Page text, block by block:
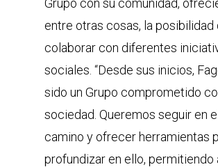
Grupo con su comunidad,
entre otras cosas, la posibilidad
colaborar con diferentes
sociales. “Desde sus inicios,
sido un Grupo comprometido
sociedad. Queremos seguir en
camino y ofrecer herramientas
profundizar en ello, permitiendo